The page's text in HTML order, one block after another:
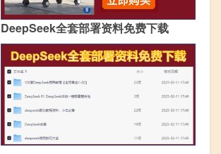
DeepSeek全套部署资料免费下载